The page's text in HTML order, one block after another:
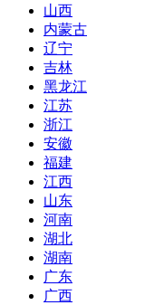
山西
内蒙古
辽宁
吉林
黑龙江
江苏
浙江
安徽
福建
江西
山东
河南
湖北
湖南
广东
广西